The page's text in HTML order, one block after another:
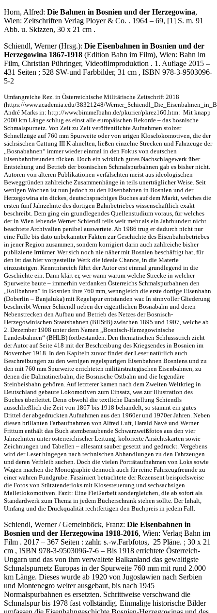
Horn, Alfred: Die Bahnen in Bosnien und der Herzegowina,
Wien: Zeitschriften Verlag Ployer & Co. . 1964 – 69, [1] S. m. 91
Abb. u. Skizzen, 30 x 21 cm .
Schiendl, Werner (Hrsg.): Die Eisenbahnen in Bosnien und der
Herzegowina 1867-1918 (Edition Bahn im Film), Wien: Bahn im
Film, Christian Pühringer, Videofilmproduktion . 1. Auflage 2015 –
431 Seiten ; 528 SW-und Farbbilder, 31 cm , ISBN 978-3-9503096-
5-2
Umfangreiche Rez. in Österreichische Militärische Zeitschrift 2018
(https://www.academia.edu/38321248/
André Marks in: http://www.bimmelbahn.de/pkurier/pkrez160.htm: Mit knapp
2000 km Länge schlug es einst alle europäischen Rekorde – das bosnische
Schmalspurnetz. Von Zeit zu Zeit veröffentlichte Aufnahmen stolzer
Schnellzüge auf 760 mm Spurweite oder von urigen Kloselokomotiven, die der
sächsischen Gattung III K ähnelten, ließen einzelne Strecken und Fahrzeuge der
„Bosnabahnen“ immer wieder einmal in den Fokus von deutschen
Eisenbahnfreunden rücken. Doch ein wirklich gutes Nachschlagewerk über
Entstehung und Betrieb der bosnischen Schmalspurbahnen gab es bisher nicht.
Autoren von älteren Publikationen verfälschten meist aus ideologischen
Beweggründen zahlreiche Zusammenhänge in teils unerträglicher Weise. Seit
wenigen Wochen ist nun jedoch zu den Eisenbahnen in Bosnien und der
Herzegowina ein dickes, deutschsprachiges Buches auf dem Markt, welches die
ersten fünf Jahrzehnte des dortigen Bahnbetriebes wissenschaftlich exakt
beschreibt. Dem ging ein grundlegendes Quellenstudium voraus, für welches
der in Wien lebende Werner Schiendl teils weit mehr als ein Jahrhundert nicht
beachtete Archivalien penibel auswertete. Ab 1986 trug er dadurch nicht nur
eine Fülle bis dato unbekannter Fakten zur Geschichte des Eisenbahnbetriebes
in jener Region zusammen, sondern korrigiert darin auch zahlreiche bisher
publizierte Irrtümer. Wer sich noch nie näher mit Bosnien beschäftigt hat, für
den ist das hier vorgestellte Werk die ideale Chance, in die Materie
einzusteigen. Kenntnisreich führt der Autor erst einmal grundlegend in die
Geschichte ein. Dann klärt er, wer wann warum welche Strecke in welcher
Spurweite baute – immerhin verdanken Österreichs Schmalspurbahnen den
„Rollbahnen“ in Bosnien ihre 760 mm, wenngleich die erste dortige Eisenbahn
(Doberlin – Banjaluka) mit Regelspur entstanden war. In sinnvoller Gliederung
beschreibt Werner Schiendl neben der eigentlichen Bosnabahn und deren
Nebenstrecken den Aufbau und Betrieb des Netzes der Bosnisch-
Herzegowinischen Staatsbahnen (BHStB) zwischen 1895 und 1907, welche ab
2. Dezember 1908 unter dem Namen „Bosnisch-Herzegowinische
Landesbahnen“ (BHLB) fortbestanden. Den thematischen Schlussstrich zieht
der Autor auf Seite 418 mit der Beschreibung des Kriegsendes in Bosnien im
November 1918. In den Kapiteln zuvor findet der Leser natürlich auch
Beschreibungen zu den wenigen regelspurigen Eisenbahnen Bosniens und zu
den mit 760 mm Spurweite errichteten militärstrategischen Eisenbahnen, zu
denen die Dalmatinerbahn, die Bosnische Ostbahn und die legendäre
Steinbeisbahn gehören. Auf letzterer kamen nach dem Zweiten Weltkrieg in
Deutschland gebaute Lokomotiven zum Einsatz, was zur Illustration des
Buches überleitet. Denn obwohl die textliche Darstellung Schiendls
ausschließlich die Zeit von 1867 bis 1918 behandelt, so stammt ein gutes
Drittel der abgedruckten Aufnahmen aus den 1960er und 1970er Jahren. Neben
diesen brillanten Farbaufnahmen von Alfred Luft, Harald Navé und Werner
Frittum enthält das Buch atemberaubende Schwarzweißfotos aus den vier
Jahrzehnten unter österreichischer Leitung, kolorierte Ansichtskarten sowie
Zeichnungen und Tabellen – allesamt sauber gesetzt und gedruckt. Vergebens
wird der Leser hingegen nach technischen Abhandlungen zu den Fahrzeugen
und deren Verbleib suchen. Doch die vielen Porträtaufnahmen von Loks sowie
Wagen machen die Monographie dennoch auch für reine Fahrzeugfreunde zu
einer wahren Fundgrube. Fasziniert betrachtete der Rezensent beispielsweise
die Fotos von Stütztenderloks mit Klosesteuerung und sechsachsigen
Malletlokomotiven. Fazit: Eine Fleißarbeit sondergleichen, die ab sofort als
Standardwerk zum Thema in jedem Bücherschrank stehen sollte. Der Inhalt,
Umfang und die Druckqualität rechtfertigen den Buchpreis in jedem Fall.
Schiendl, Werner / Gemeinböck, Franz: Die Eisenbahnen in
Bosnien und der Herzegowina 1918-2016, Wien: Verlag Bahn im
Film . 2017 – 367 Seiten : zahlr. s.-w.Farbfotos, 25 Pläne. ; 30 x 21
cm , ISBN 978-3-9503096-7-6 – Bis 1918 errichtete Österreich-
Ungarn und das von ihm verwaltete Balkanland das gewaltigste
Schmalspurnetz Europas in der Spurweite 760 mm mit rund 2.000
km Länge. Dieses wurde ab 1920 von Jugoslawien nach Serbien
und Montenegro weiter ausgebaut, bis nach 1945
Normalspurbahnen es ersetzten. Schrittweise verschwand die
Schmalspur bis 1978 fast vollständig. Einmalige historische Bilder